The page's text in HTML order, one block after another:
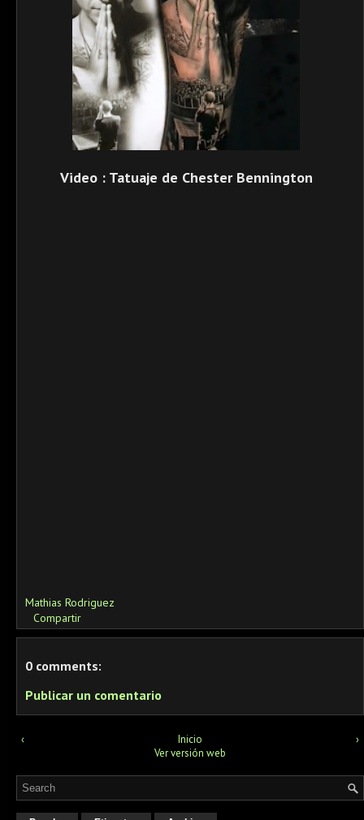
Video : Tatuaje de Chester Bennington
Mathias Rodriguez
Compartir
0 comments:
Publicar un comentario
‹ ›
Inicio
Ver versión web